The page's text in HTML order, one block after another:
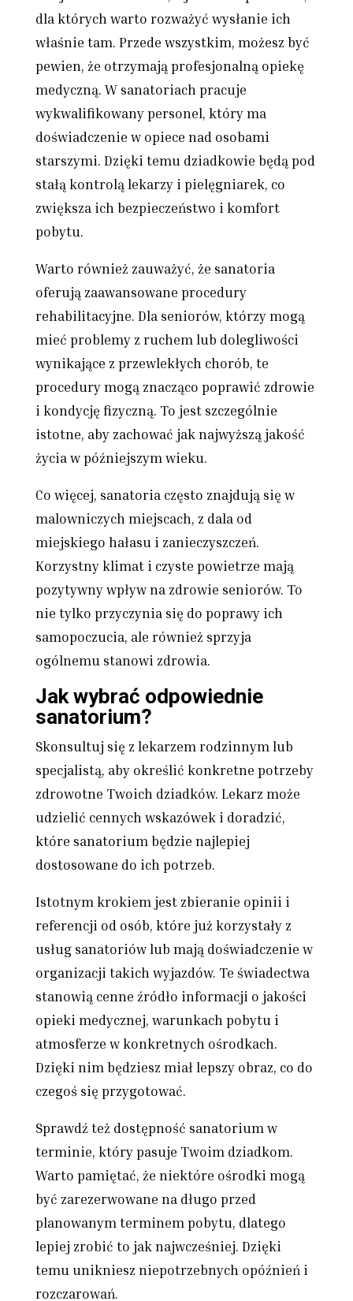
dla których warto rozważyć wysłanie ich
właśnie tam. Przede wszystkim, możesz być
pewien, że otrzymają profesjonalną opiekę
medyczną. W sanatoriach pracuje
wykwalifikowany personel, który ma
doświadczenie w opiece nad osobami
starszymi. Dzięki temu dziadkowie będą pod
stałą kontrolą lekarzy i pielęgniarek, co
zwiększa ich bezpieczeństwo i komfort
pobytu.
Warto również zauważyć, że sanatoria
oferują zaawansowane procedury
rehabilitacyjne. Dla seniorów, którzy mogą
mieć problemy z ruchem lub dolegliwości
wynikające z przewlekłych chorób, te
procedury mogą znacząco poprawić zdrowie
i kondycję fizyczną. To jest szczególnie
istotne, aby zachować jak najwyższą jakość
życia w późniejszym wieku.
Co więcej, sanatoria często znajdują się w
malowniczych miejscach, z dala od
miejskiego hałasu i zanieczyszczeń.
Korzystny klimat i czyste powietrze mają
pozytywny wpływ na zdrowie seniorów. To
nie tylko przyczynia się do poprawy ich
samopoczucia, ale również sprzyja
ogólnemu stanowi zdrowia.
Jak wybrać odpowiednie
sanatorium?
Skonsultuj się z lekarzem rodzinnym lub
specjalistą, aby określić konkretne potrzeby
zdrowotne Twoich dziadków. Lekarz może
udzielić cennych wskazówek i doradzić,
które sanatorium będzie najlepiej
dostosowane do ich potrzeb.
Istotnym krokiem jest zbieranie opinii i
referencji od osób, które już korzystały z
usług sanatoriów lub mają doświadczenie w
organizacji takich wyjazdów. Te świadectwa
stanowią cenne źródło informacji o jakości
opieki medycznej, warunkach pobytu i
atmosferze w konkretnych ośrodkach.
Dzięki nim będziesz miał lepszy obraz, co do
czegoś się przygotować.
Sprawdź też dostępność sanatorium w
terminie, który pasuje Twoim dziadkom.
Warto pamiętać, że niektóre ośrodki mogą
być zarezerwowane na długo przed
planowanym terminem pobytu, dlatego
lepiej zrobić to jak najwcześniej. Dzięki
temu unikniesz niepotrzebnych opóźnień i
rozczarowań.